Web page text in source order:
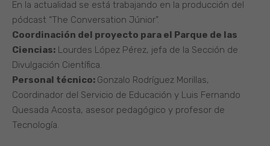
En la actualidad se está trabajando en la producción del
pódcast “The Conversation Júnior”.
Coordinación del proyecto para el Parque de las
Ciencias: Lourdes López Pérez, jefa de la Sección de
Divulgación Científica.
Personal técnico: Gonzalo Rodríguez Morillas,
Coordinador del Servicio de Educación y Luis Fernando
Quesada Acosta, asesor pedagógico y profesor de
Tecnología.